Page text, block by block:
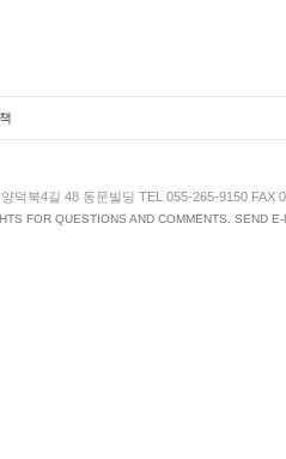
덕북4길 48 동문빌딩 TEL 055-265-9150 FAX
FOR QUESTIONS AND COMMENTS. SEND